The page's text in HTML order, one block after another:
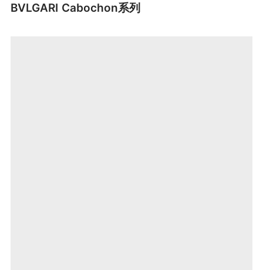
BVLGARI Cabochon系列